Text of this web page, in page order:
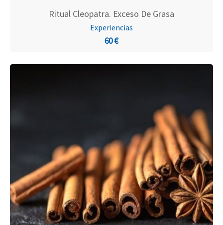
Ritual Cleopatra. Exceso De Grasa
Experiencias
60 €